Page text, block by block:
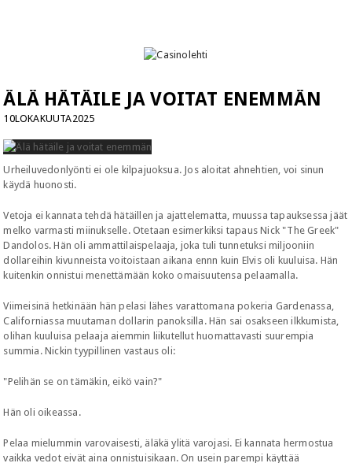
ÄLÄ HÄTÄILE JA VOITAT ENEMMÄN
10LOKAKUUTA2025
Urheiluvedonlyönti ei ole kilpajuoksua. Jos aloitat ahnehtien, voi sinun
käydä huonosti.
Vetoja ei kannata tehdä hätäillen ja ajattelematta, muussa tapauksessa jäät
melko varmasti miinukselle. Otetaan esimerkiksi tapaus Nick "The Greek"
Dandolos. Hän oli ammattilaispelaaja, joka tuli tunnetuksi miljooniin
dollareihin kivunneista voitoistaan aikana ennn kuin Elvis oli kuuluisa. Hän
kuitenkin onnistui menettämään koko omaisuutensa pelaamalla.
Viimeisinä hetkinään hän pelasi lähes varattomana pokeria Gardenassa,
Californiassa muutaman dollarin panoksilla. Hän sai osakseen ilkkumista,
olihan kuuluisa pelaaja aiemmin liikutellut huomattavasti suurempia
summia. Nickin tyypillinen vastaus oli:
"Pelihän se on tämäkin, eikö vain?"
Hän oli oikeassa.
Pelaa mielummin varovaisesti, äläkä ylitä varojasi. Ei kannata hermostua
vaikka vedot eivät aina onnistuisikaan. On usein parempi käyttää